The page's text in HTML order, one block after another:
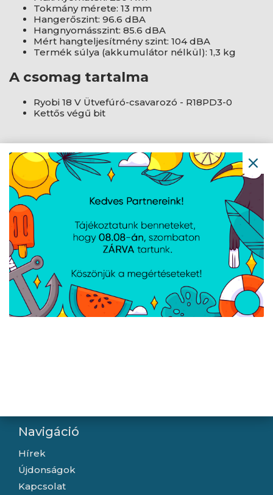
Tokmány mérete: 13 mm
Hangerőszint: 96.6 dBA
Hangnyomásszint: 85.6 dBA
Mért hangteljesítmény szint: 104 dBA
Termék súlya (akkumulátor nélkül): 1,3 kg
A csomag tartalma
Ryobi 18 V Ütvefúró-csavarozó - R18PD3-0
Kettős végű bit
AJÁNLATUNKBÓL
Navigáció
Hírek
Újdonságok
Kapcsolat